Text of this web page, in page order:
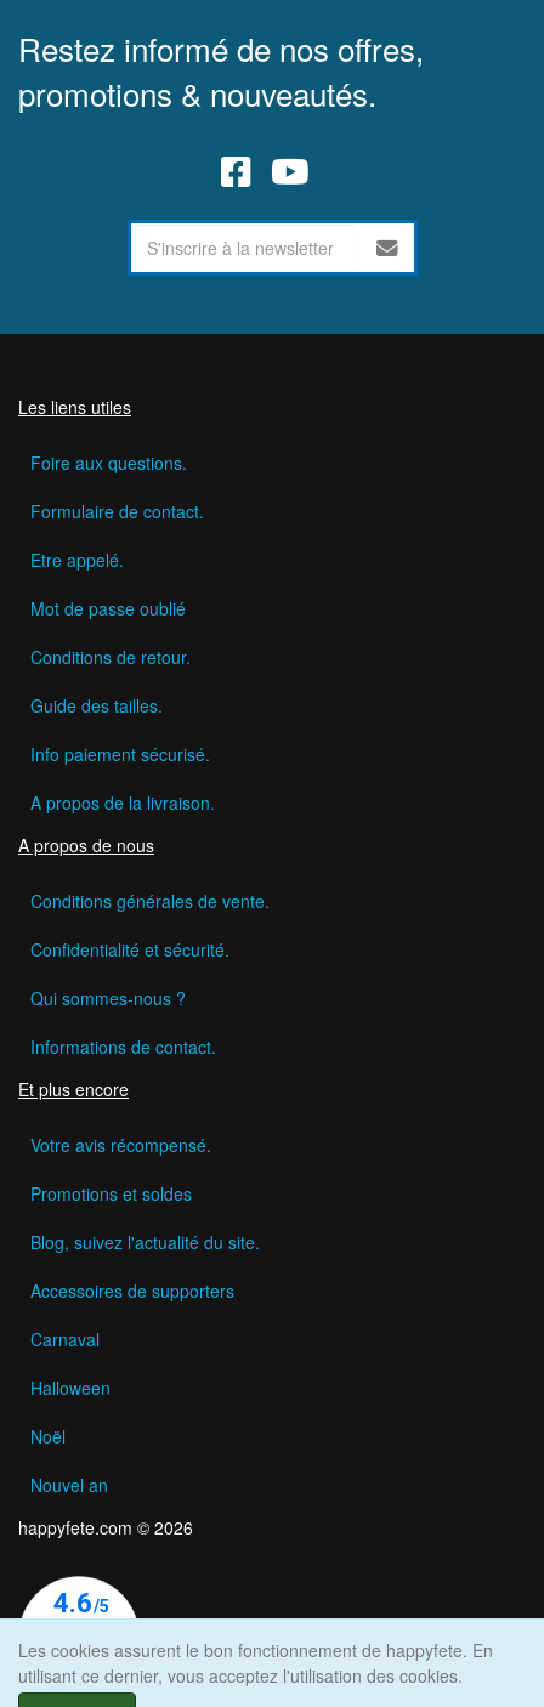
Restez informé de nos offres,
promotions & nouveautés.
Les liens utiles
Foire aux questions.
Formulaire de contact.
Etre appelé.
Mot de passe oublié
Conditions de retour.
Guide des tailles.
Info paiement sécurisé.
A propos de la livraison.
A propos de nous
Conditions générales de vente.
Confidentialité et sécurité.
Qui sommes-nous ?
Informations de contact.
Et plus encore
Votre avis récompensé.
Promotions et soldes
Blog, suivez l'actualité du site.
Accessoires de supporters
Carnaval
Halloween
Noël
Nouvel an
happyfete.com © 2026
Les cookies assurent le bon fonctionnement de happyfete. En
utilisant ce dernier, vous acceptez l'utilisation des cookies.